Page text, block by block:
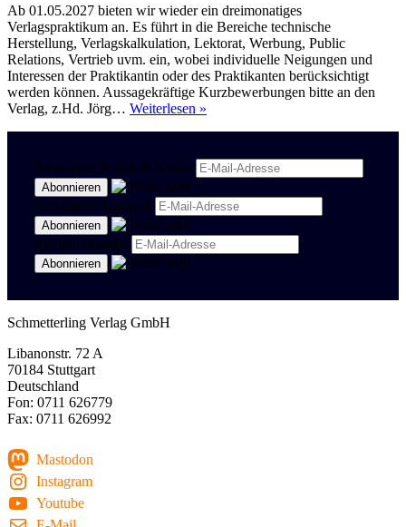
Ab 01.05.2027 bieten wir wieder ein dreimonatiges
Verlagspraktikum an. Es führt in die Bereiche technische
Herstellung, Verlagskalkulation, Lektorat, Werbung, Public
Relations, Vertrieb uvm. ein, wobei individuelle Neigungen und
Interessen der Praktikantin oder des Praktikanten berücksichtigt
werden können. Aussagekräftige Kurzbewerbungen bitte an den
Verlag, z.Hd. Jörg… Weiterlesen »
Newsletter Politik & Kultur
Newsletter Spanisch
Region Stuttgart
Schmetterling Verlag GmbH
Libanonstr. 72 A
70184 Stuttgart
Deutschland
Fon: 0711 626779
Fax: 0711 626992
Mastodon
Instagram
Youtube